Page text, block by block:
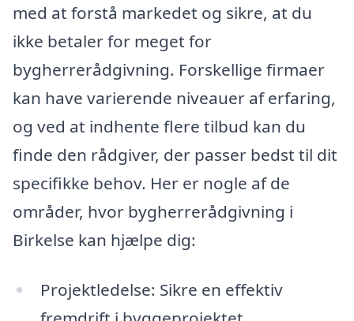
med at forstå markedet og sikre, at du
ikke betaler for meget for
bygherrerådgivning. Forskellige firmaer
kan have varierende niveauer af erfaring,
og ved at indhente flere tilbud kan du
finde den rådgiver, der passer bedst til dit
specifikke behov. Her er nogle af de
områder, hvor bygherrerådgivning i
Birkelse kan hjælpe dig:
Projektledelse: Sikre en effektiv